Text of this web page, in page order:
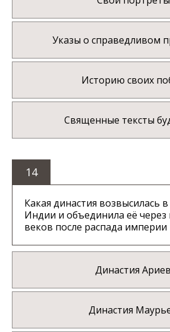
Указы о справедливом
Историю своих
Священные тексты
14
Какая династия возвысилась
Индии и объединила её через
веков после распада
Династия Ариев
Династия